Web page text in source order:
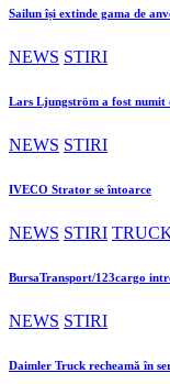
Sailun își extinde gama de
NEWS STIRI
Lars Ljungström a fost numit
NEWS STIRI
IVECO Strator se întoarce
NEWS STIRI
BursaTransport/123cargo
NEWS STIRI
Daimler Truck recheamă în